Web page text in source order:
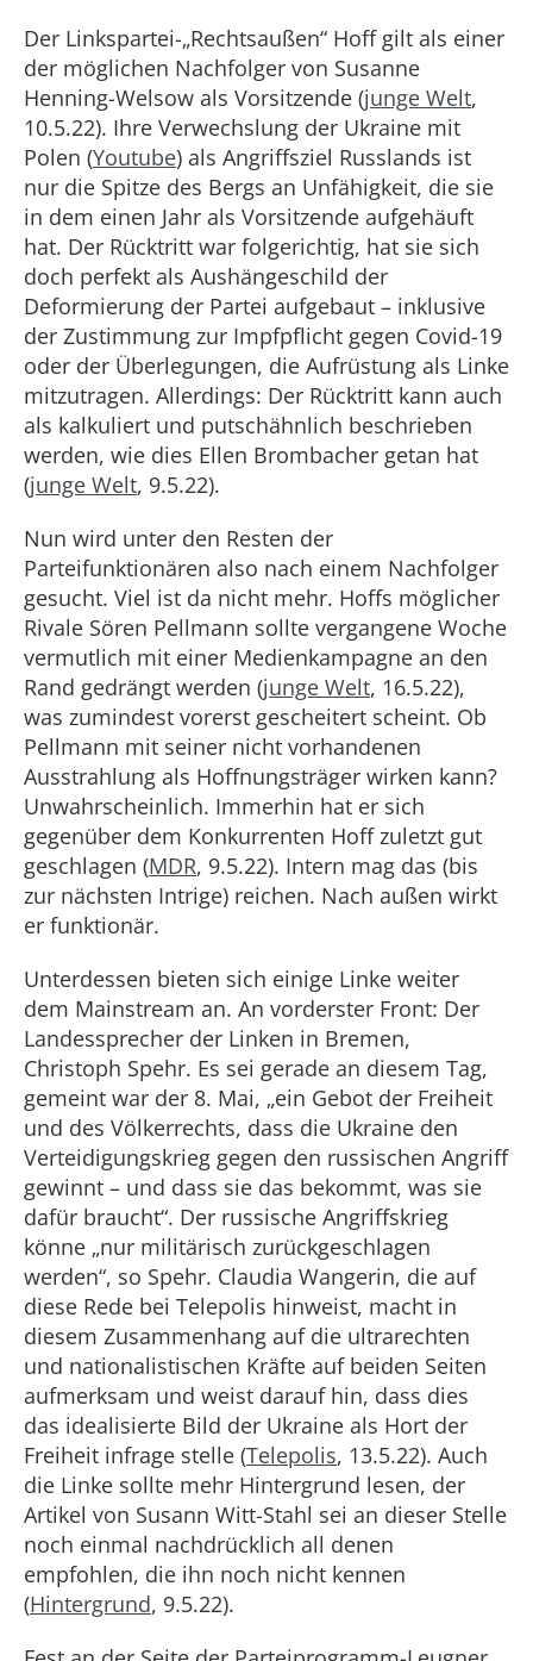
Der Linkspartei-„Rechtsaußen“ Hoff gilt als einer
der möglichen Nachfolger von Susanne
Henning-Welsow als Vorsitzende (junge Welt,
10.5.22). Ihre Verwechslung der Ukraine mit
Polen (Youtube) als Angriffsziel Russlands ist
nur die Spitze des Bergs an Unfähigkeit, die sie
in dem einen Jahr als Vorsitzende aufgehäuft
hat. Der Rücktritt war folgerichtig, hat sie sich
doch perfekt als Aushängeschild der
Deformierung der Partei aufgebaut – inklusive
der Zustimmung zur Impfpflicht gegen Covid-19
oder der Überlegungen, die Aufrüstung als Linke
mitzutragen. Allerdings: Der Rücktritt kann auch
als kalkuliert und putschähnlich beschrieben
werden, wie dies Ellen Brombacher getan hat
(junge Welt, 9.5.22).
Nun wird unter den Resten der
Parteifunktionären also nach einem Nachfolger
gesucht. Viel ist da nicht mehr. Hoffs möglicher
Rivale Sören Pellmann sollte vergangene Woche
vermutlich mit einer Medienkampagne an den
Rand gedrängt werden (junge Welt, 16.5.22),
was zumindest vorerst gescheitert scheint. Ob
Pellmann mit seiner nicht vorhandenen
Ausstrahlung als Hoffnungsträger wirken kann?
Unwahrscheinlich. Immerhin hat er sich
gegenüber dem Konkurrenten Hoff zuletzt gut
geschlagen (MDR, 9.5.22). Intern mag das (bis
zur nächsten Intrige) reichen. Nach außen wirkt
er funktionär.
Unterdessen bieten sich einige Linke weiter
dem Mainstream an. An vorderster Front: Der
Landessprecher der Linken in Bremen,
Christoph Spehr. Es sei gerade an diesem Tag,
gemeint war der 8. Mai, „ein Gebot der Freiheit
und des Völkerrechts, dass die Ukraine den
Verteidigungskrieg gegen den russischen Angriff
gewinnt – und dass sie das bekommt, was sie
dafür braucht“. Der russische Angriffskrieg
könne „nur militärisch zurückgeschlagen
werden“, so Spehr. Claudia Wangerin, die auf
diese Rede bei Telepolis hinweist, macht in
diesem Zusammenhang auf die ultrarechten
und nationalistischen Kräfte auf beiden Seiten
aufmerksam und weist darauf hin, dass dies
das idealisierte Bild der Ukraine als Hort der
Freiheit infrage stelle (Telepolis, 13.5.22). Auch
die Linke sollte mehr Hintergrund lesen, der
Artikel von Susann Witt-Stahl sei an dieser Stelle
noch einmal nachdrücklich all denen
empfohlen, die ihn noch nicht kennen
(Hintergrund, 9.5.22).